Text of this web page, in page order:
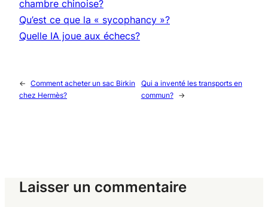
chambre chinoise?
Qu’est ce que la « sycophancy »?
Quelle IA joue aux échecs?
← Comment acheter un sac Birkin
chez Hermès?
Qui a inventé les transports en
commun?
→
Laisser un commentaire